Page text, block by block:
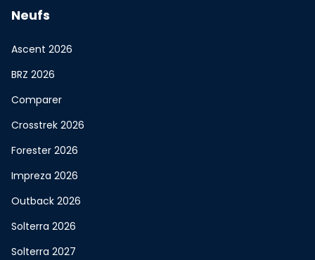
Neufs
Ascent 2026
BRZ 2026
Comparer
Crosstrek 2026
Forester 2026
Impreza 2026
Outback 2026
Solterra 2026
Solterra 2027